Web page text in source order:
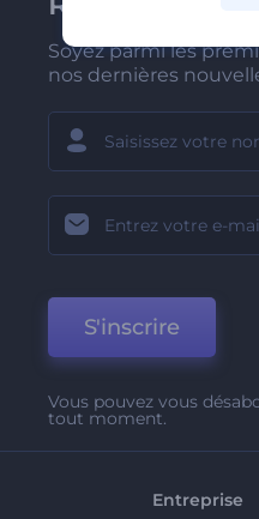
Soyez parmi les
nos dernières
S'inscrire
Vous pouvez vous
tout moment.
Entreprise